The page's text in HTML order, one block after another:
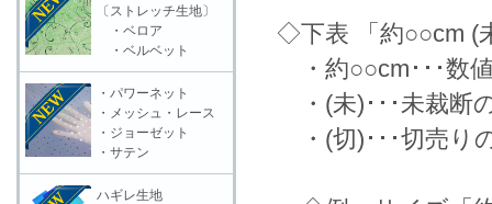
◇下表 「約○○cm (
・約○○cm･･･数値
・(未)･･･未裁断
・(切)･･･切売り
〔ストレッチ生地〕
・ベロア
・ベルベット
・パワーネット
・メッシュ・レース
・ジョーゼット
・サテン
ハギレ生地